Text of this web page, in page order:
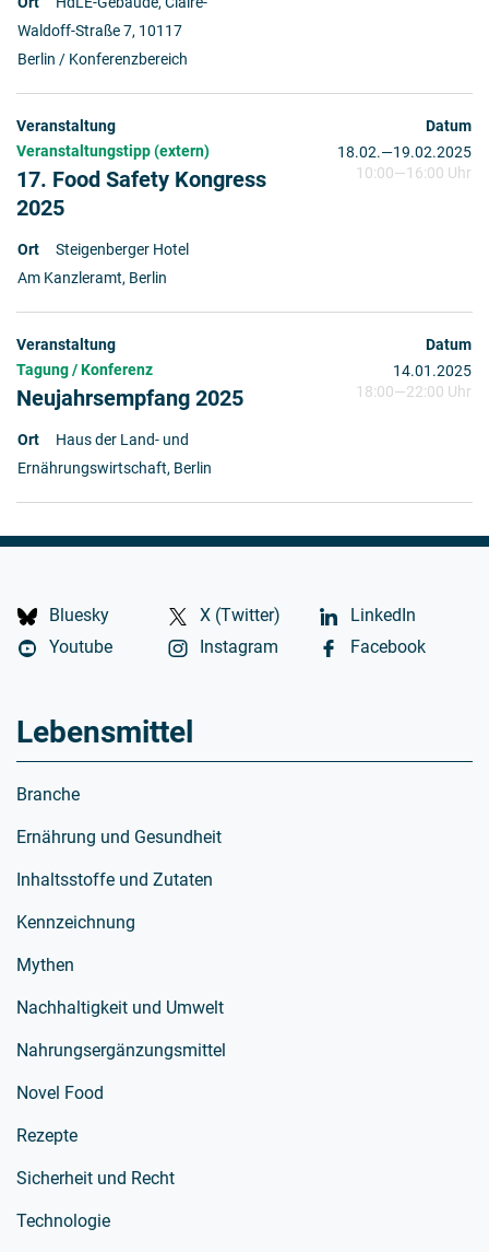
Waldoff-Straße 7, 10117
Berlin / Konferenzbereich
18.02.2025
—19.02.2025
10:00—16:00 Uhr
Veranstaltungstipp (extern)
17. Food Safety Kongress
2025
Steigenberger Hotel
Am Kanzleramt, Berlin
14.01.2025
18:00—22:00 Uhr
Tagung / Konferenz
Neujahrsempfang 2025
Haus der Land- und
Ernährungswirtschaft, Berlin
Bluesky X (Twitter)
LinkedIn
Youtube
Instagram Facebook
Lebensmittel
Branche
Ernährung und Gesundheit
Inhaltsstoffe und Zutaten
Kennzeichnung
Mythen
Nachhaltigkeit und Umwelt
Nahrungsergänzungsmittel
Novel Food
Rezepte
Sicherheit und Recht
Technologie